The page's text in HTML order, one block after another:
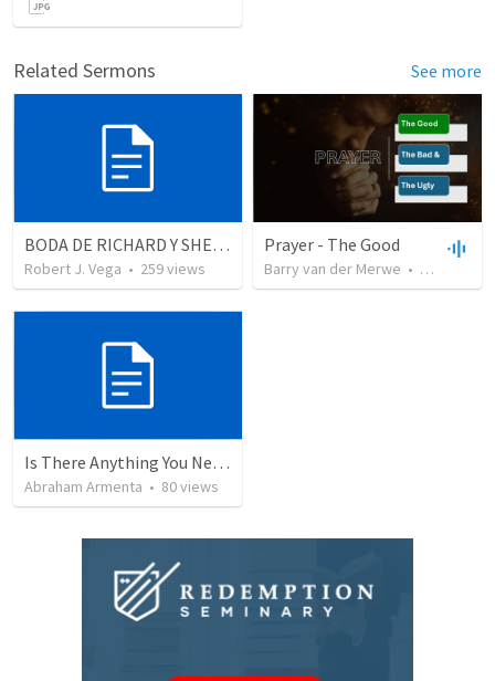
Related Sermons See more
BODA DE RICHARD Y SHERLYN
Robert J. Vega • 259views
Prayer - The Good
Barry van der Merwe • 103
Is There Anything You Need?
Abraham Armenta • 80views